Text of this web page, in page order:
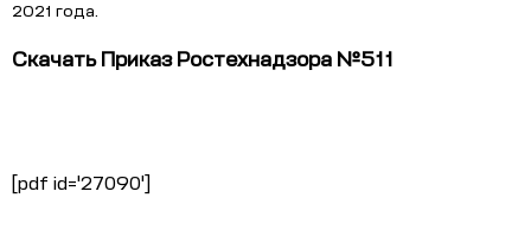
2021 года.
Скачать Приказ Ростехнадзора №511
[pdf id='27090']